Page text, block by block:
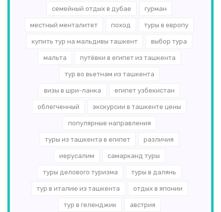
семейный отдых в дубае гурман
местный менталитет поход туры в европу
купить тур на мальдивы ташкент выбор тура
мальта путёвки в египет из ташкента
тур во вьетнам из ташкента
визы в шри-ланка египет узбекистан
облегченный экскурсии в ташкенте цены
популярные направления
туры из ташкента в египет различия
иерусалим самарканд туры
туры делового туризма туры в далянь
тур в италию из ташкента отдых в японии
тур в геленджик австрия